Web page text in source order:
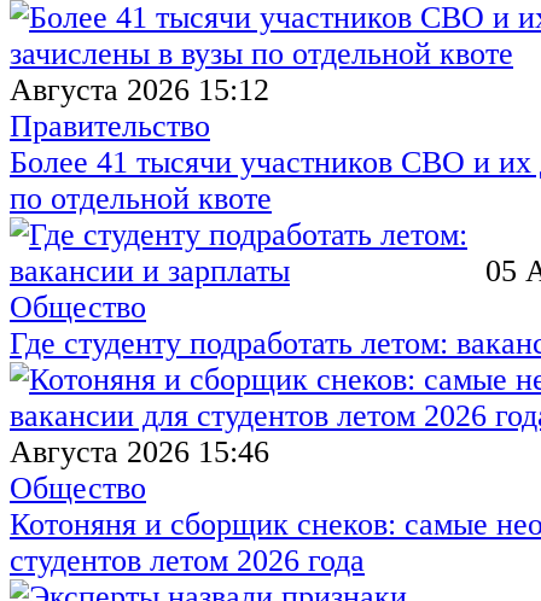
Августа 2026 15:12
Правительство
Более 41 тысячи участников СВО и их
по отдельной квоте
05
Общество
Где студенту подработать летом:
Августа 2026 15:46
Общество
Котоняня и сборщик снеков: самые
студентов летом 2026 года